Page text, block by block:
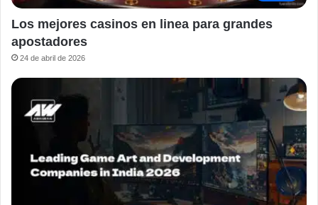
Los mejores casinos en linea para grandes
apostadores
24 de abril de 2026